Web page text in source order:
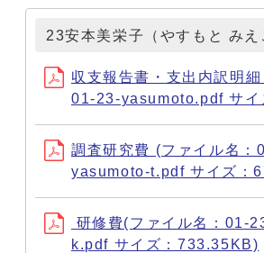
23安本美栄子（やすもと みえ
収支報告書・支出内訳明細
01-23-yasumoto.pdf サ
調査研究費 (ファイル名：
yasumoto-t.pdf サイズ：
研修費(ファイル名：01-
k.pdf サイズ：733.35KB)